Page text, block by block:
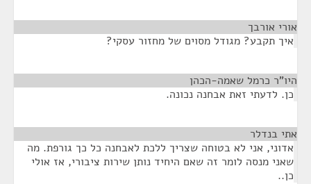
אורי אורבך
איך תקבע? מגודל מסוים של מחזור עסקי?
היו"ר כרמל שאמה-הכהן
כן. לדעתי זאת אבחנה נכונה.
אתי בנדלר
אדוני, אני לא בטוחה שצריך ללכת לאבחנה כל כך גורפת. מה
שאני מנסה לומר זה שאם היחיד נותן שירות ציבורי, אז אולי
כן..